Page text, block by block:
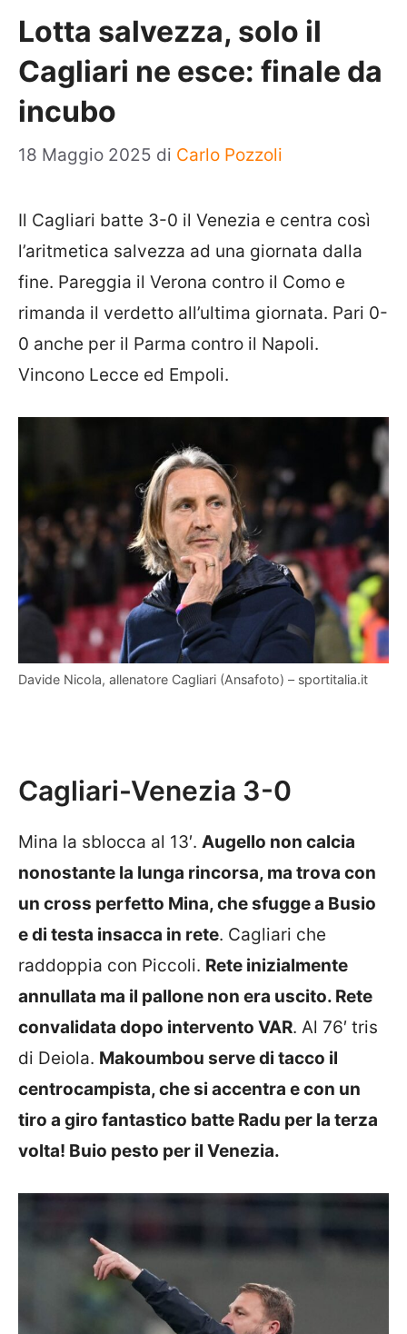
Lotta salvezza, solo il
Cagliari ne esce: finale da
incubo
18 Maggio 2025 di Carlo Pozzoli
Il Cagliari batte 3-0 il Venezia e centra così
l’aritmetica salvezza ad una giornata dalla
fine. Pareggia il Verona contro il Como e
rimanda il verdetto all’ultima giornata. Pari 0-
0 anche per il Parma contro il Napoli.
Vincono Lecce ed Empoli.
Davide Nicola, allenatore Cagliari (Ansafoto) – sportitalia.it
Cagliari-Venezia 3-0
Mina la sblocca al 13′. Augello non calcia
nonostante la lunga rincorsa, ma trova con
un cross perfetto Mina, che sfugge a Busio
e di testa insacca in rete. Cagliari che
raddoppia con Piccoli. Rete inizialmente
annullata ma il pallone non era uscito. Rete
convalidata dopo intervento VAR. Al 76′ tris
di Deiola. Makoumbou serve di tacco il
centrocampista, che si accentra e con un
tiro a giro fantastico batte Radu per la terza
volta! Buio pesto per il Venezia.